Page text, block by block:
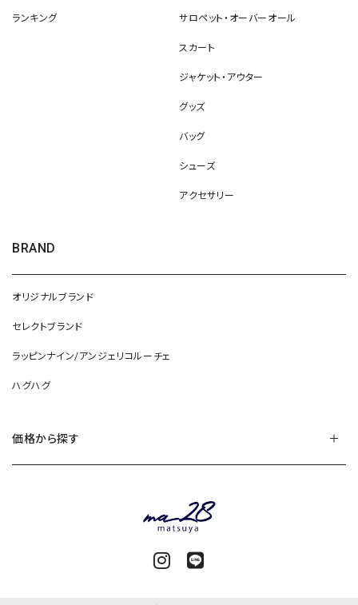
ランキング サロペット・オーバーオール
スカート
ジャケット・アウター
グッズ
バッグ
シューズ
アクセサリー
BRAND
オリジナルブランド
セレクトブランド
ラッピンナイン/アンジェリコルーチェ
ハグハグ
価格から探す